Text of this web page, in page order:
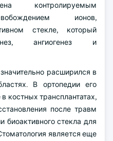
контролируемым
ионов,
стекле, который
ангиогенез и
расширился в
В ортопедии его
костных трансплантатах,
после травм
биоактивного стекла для
является еще